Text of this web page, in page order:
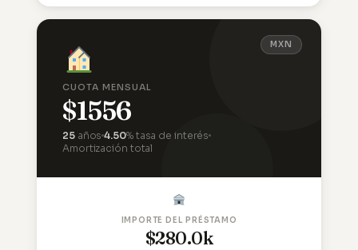
CUOTA MENSUAL
$1556
25años 4.50% tasa de interés
Amortización total
MXN
IMPORTE DEL PRÉSTAMO
$280.0k